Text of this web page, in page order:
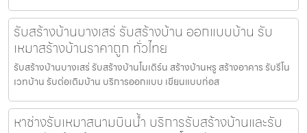
รับสร้างบ้านบางเสร่ รับสร้างบ้าน ออกแบบบ้าน รับ
เหมาสร้างบ้านราคาถูก ทั่วไทย
รับสร้างบ้านบางเสร่ รับสร้างบ้านโมเดิร์น สร้างบ้านหรู สร้างอาคาร รับรีโน
เวทบ้าน รับต่อเติมบ้าน บริการออกแบบ เขียนแบบก่อส
หาช่างรับเหมาสนามบินน้ำ บริการรับสร้างบ้านและรับ